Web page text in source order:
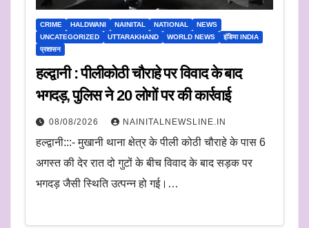
CRIME HALDWANI NAINITAL NATIONAL
NEWS
UNCATEGORIZED
UTTARAKHAND WORLD NEWS
इंडिया INDIA
प्रशासन
हल्द्वानी : पीलीकोठी चौराहे पर विवाद के बाद
भगदड़, पुलिस ने 20 लोगों पर की कार्रवाई
08/08/2026 NAINITALNEWSLINE.IN
हल्द्वानी:::- मुखानी थाना क्षेत्र के पीली कोठी चौराहे के पास 6
अगस्त की देर रात दो गुटों के बीच विवाद के बाद सड़क पर
भगदड़ जैसी स्थिति उत्पन्न हो गई।…